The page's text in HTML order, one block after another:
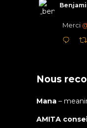
Merci
Nous
Mana –
AMITA